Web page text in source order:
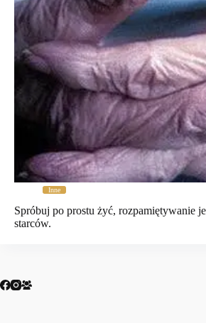
Inne
Spróbuj po prostu żyć, rozpamiętywanie
starców.